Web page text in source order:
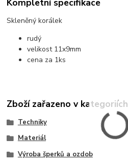
Skleněný korálek
rudý
velikost 11x9mm
cena za 1ks
Zboží zařazeno v kategoriích
Techniky
Materiál
Výroba šperků a ozdob